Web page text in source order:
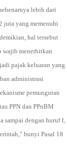
lebih dari
juta yang memenuhi
hal tersebut
wajib menerbitkan
pajak keluaran yang
administrasi
pemungutan
PPN dan PPnBM
sampai dengan huruf f,
bunyi Pasal 18